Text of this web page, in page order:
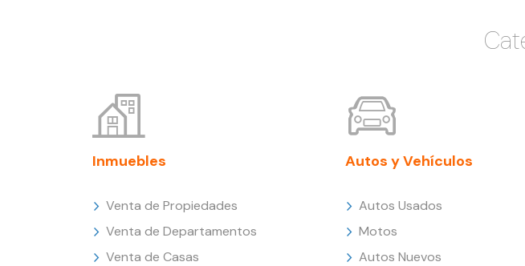
Inmuebles
Venta de Propiedades
Venta de Departamentos
Venta de Casas
Autos y Vehículos
Autos Usados
Motos
Autos Nuevos